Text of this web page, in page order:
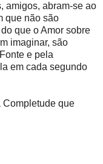
amigos, abram-se ao
que não são
que o Amor sobre
imaginar, são
e pela
em cada segundo
Completude que